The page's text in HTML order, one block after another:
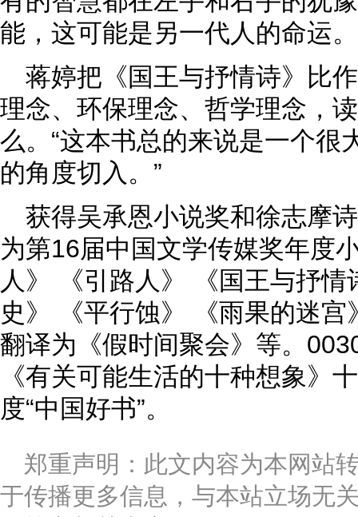
能，这可能是另一代人的命运
蒋婷把《国王与抒情诗》比
理念、环保理念、哲学理念，
么。“这本书总的来说是一个很
的角度切入。”
获得吴承恩小说奖和徐志摩
为第16届中国文学传媒奖年度
人》 《引路人》 《国王与抒
史》 《平行蚀》 《雨果的迷
翻译为《假时间聚会》等。
《有关可能生活的十种想象》
度“中国好书”。
郑重声明：此文内容为本网站
于传播更多信息，与本站立场无